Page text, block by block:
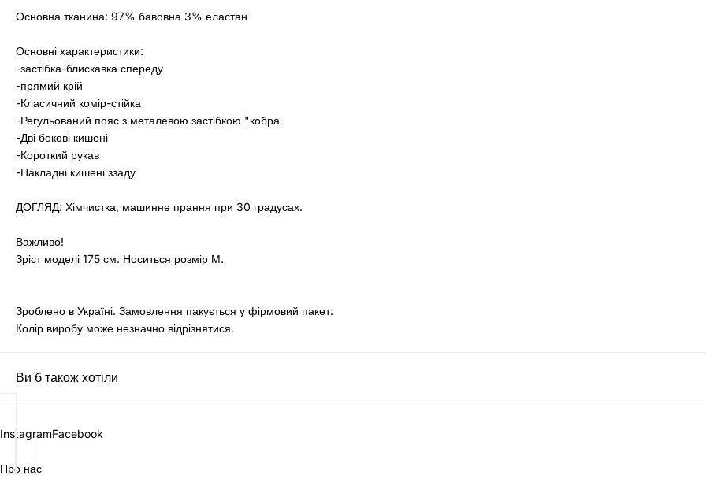
Основна тканина: 97% бавовна 3% еластан
Основні характеристики:
-застібка-блискавка спереду
-прямий крій
-Класичний комір-стійка
-Регульований пояс з металевою застібкою "кобра
-Дві бокові кишені
-Короткий рукав
-Накладні кишені ззаду
ДОГЛЯД: Хімчистка, машинне прання при 30 градусах.
Важливо!
Зріст моделі 175 см. Носиться розмір М.
Зроблено в Україні. Замовлення пакується у фірмовий пакет.
Колір виробу може незначно відрізнятися.
Ви б також хотіли
InstagramFacebook
Про нас